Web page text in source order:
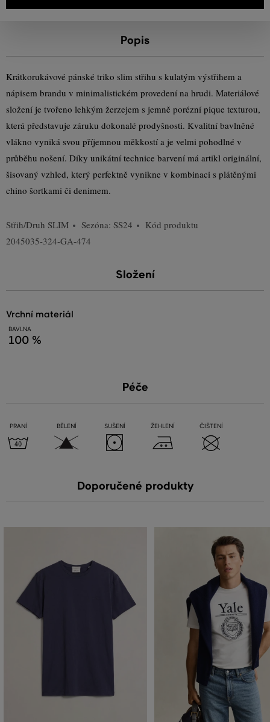
Popis
Krátkorukávové pánské triko slim střihu s kulatým výstřihem a
nápisem brandu v minimalistickém provedení na hrudi. Materiálové
složení je tvořeno lehkým žerzejem s jemně porézní pique texturou,
která představuje záruku dokonalé prodyšnosti. Kvalitní bavlněné
vlákno vyniká svou příjemnou měkkostí a je velmi pohodlné v
průběhu nošení. Díky unikátní technice barvení má artikl originální,
šisovaný vzhled, který perfektně vynikne v kombinaci s plátěnými
chino šortkami či denimem.
Střih/Druh SLIM Sezóna: SS24
Kód produktu
2045035-324-GA-474
Složení
vrchní materiál
BAVLNA
100 %
Péče
PRANÍ BĚLENÍ SUŠENÍ ŽEHLENÍ ČIŠTENÍ
Doporučené produkty